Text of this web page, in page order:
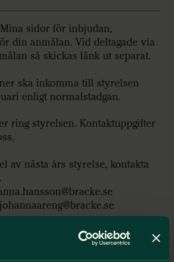
sidor för inbjudan,
din anmälan. Vid deltagade via
så skickas länk ut separat.
ska inkomma till styrelsen
enligt normalstadgan.
ring styrelsen. Kontaktuppgifter
av nästa års styrelse, kontakta